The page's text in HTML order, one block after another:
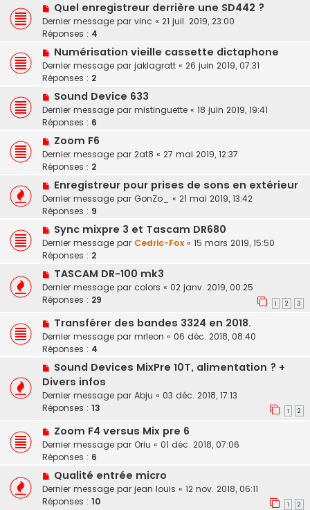
Quel enregistreur derrière une SD442 ?
Dernier message par vinc « 21 juil. 2019, 23:00
Réponses : 4
Numérisation vieille cassette dictaphone
Dernier message par jaklagratt « 26 juin 2019, 07:31
Réponses : 2
Sound Device 633
Dernier message par mistinguette « 18 juin 2019, 19:41
Réponses : 6
Zoom F6
Dernier message par 2at8 « 27 mai 2019, 12:37
Réponses : 2
Enregistreur pour prises de sons en extérieur
Dernier message par GonZo_ « 21 mai 2019, 13:42
Réponses : 9
Sync mixpre 3 et Tascam DR680
Dernier message par Cedric-Fox « 15 mars 2019, 15:50
Réponses : 2
TASCAM DR-100 mk3
Dernier message par colors « 02 janv. 2019, 00:25
Réponses : 29 1 2 3
Transférer des bandes 3324 en 2018.
Dernier message par mrleon « 06 déc. 2018, 08:40
Réponses : 4
Sound Devices MixPre 10T, alimentation ? +
Divers infos
Dernier message par Abju « 03 déc. 2018, 17:13
Réponses : 13 1 2
Zoom F4 versus Mix pre 6
Dernier message par Oriu « 01 déc. 2018, 07:06
Réponses : 6
Qualité entrée micro
Dernier message par jean louis « 12 nov. 2018, 06:11
Réponses : 10 1 2